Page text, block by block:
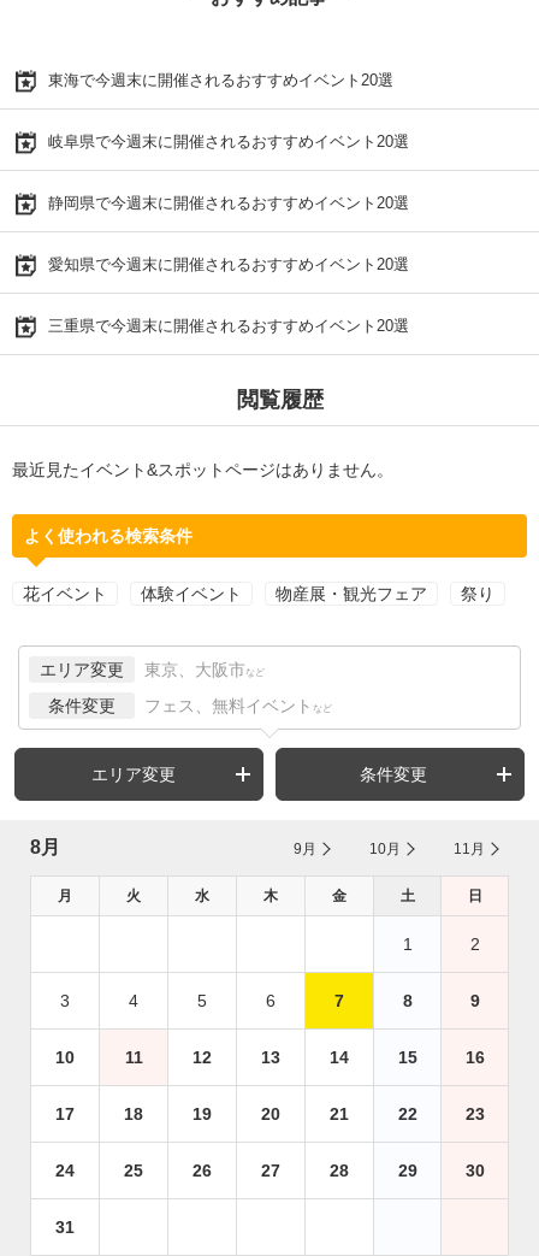
東海で今週末に開催されるおすすめイベント20選
岐阜県で今週末に開催されるおすすめイベント20選
静岡県で今週末に開催されるおすすめイベント20選
愛知県で今週末に開催されるおすすめイベント20選
三重県で今週末に開催されるおすすめイベント20選
閲覧履歴
最近見たイベント&スポットページはありません。
よく使われる検索条件
花イベント 体験イベント 物産展・観光フェア 祭り
エリア変更 東京、大阪市 など
条件変更 フェス、無料イベント など
エリア変更 条件変更
8月 9月 10月 11月
月 火 水 木 金 土 日
1 2
3 4 5 6 7 8 9
10 11 12 13 14 15 16
17 18 19 20 21 22 23
24 25 26 27 28 29 30
31